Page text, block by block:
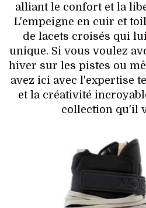
alliant le confort et la
L'empeigne en cuir et
de lacets croisés qui
unique. Si vous voulez
hiver sur les pistes ou
avez ici avec l'expertise
et la créativité
collection qu'il